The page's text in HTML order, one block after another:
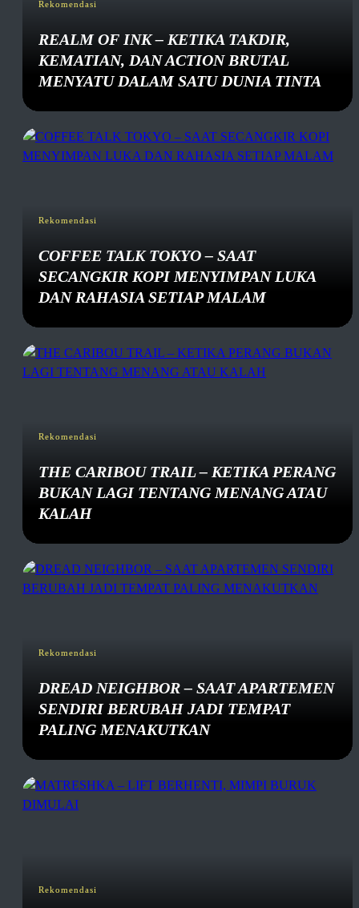
Rekomendasi
REALM OF INK – KETIKA TAKDIR,
KEMATIAN, DAN ACTION BRUTAL
MENYATU DALAM SATU DUNIA TINTA
Rekomendasi
COFFEE TALK TOKYO – SAAT
SECANGKIR KOPI MENYIMPAN LUKA
DAN RAHASIA SETIAP MALAM
Rekomendasi
THE CARIBOU TRAIL – KETIKA PERANG
BUKAN LAGI TENTANG MENANG ATAU
KALAH
Rekomendasi
DREAD NEIGHBOR – SAAT APARTEMEN
SENDIRI BERUBAH JADI TEMPAT
PALING MENAKUTKAN
Rekomendasi